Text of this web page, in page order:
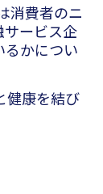
消費者のニ
サービス企
るかについ
健康を結び